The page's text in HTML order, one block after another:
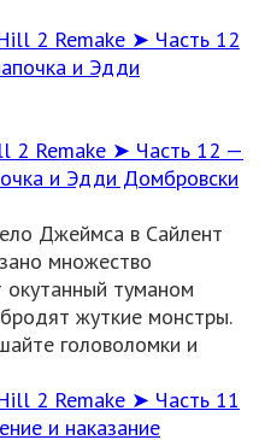
2 Remake ➤ Часть 12 —
и Эдди Домбровски
Джеймса в Сайлент
множество
окутанный туманом
жуткие монстры.
головоломки и